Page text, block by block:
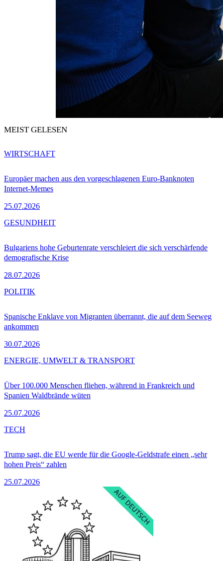
MEIST GELESEN
Europäer machen aus den vorgeschlagenen Euro-Banknoten
Internet-Memes
25.07.2026
WIRTSCHAFT
Bulgariens hohe Geburtenrate verschleiert die sich verschärfende
demografische Krise
28.07.2026
GESUNDHEIT
Spanische Enklave von Migranten überrannt, die auf dem Seeweg
ankommen
30.07.2026
POLITIK
Über 100.000 Menschen fliehen, während in Frankreich und
Spanien Waldbrände wüten
25.07.2026
ENERGIE, UMWELT & TRANSPORT
Trump sagt, die EU werde für die Google-Geldstrafe einen „sehr
hohen Preis“ zahlen
25.07.2026
TECH